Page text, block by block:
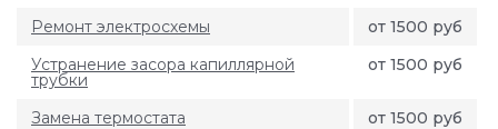
Ремонт электросхемы
от 1500 руб
Устранение засора капиллярной
трубки
от 1500 руб
Замена термостата
от 1500 руб